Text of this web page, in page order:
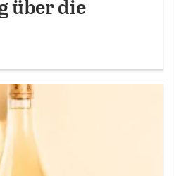
über die